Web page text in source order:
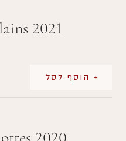
2021
+ הוסף לסל